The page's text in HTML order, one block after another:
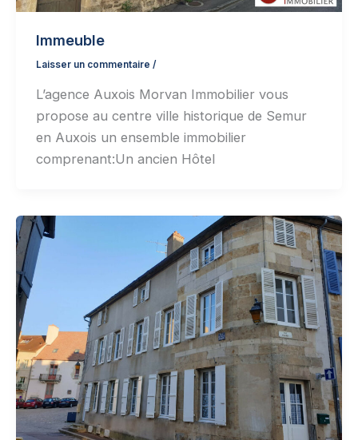
Immeuble
Laisser un commentaire /
L’agence Auxois Morvan Immobilier vous
propose au centre ville historique de Semur
en Auxois un ensemble immobilier
comprenant:Un ancien Hôtel